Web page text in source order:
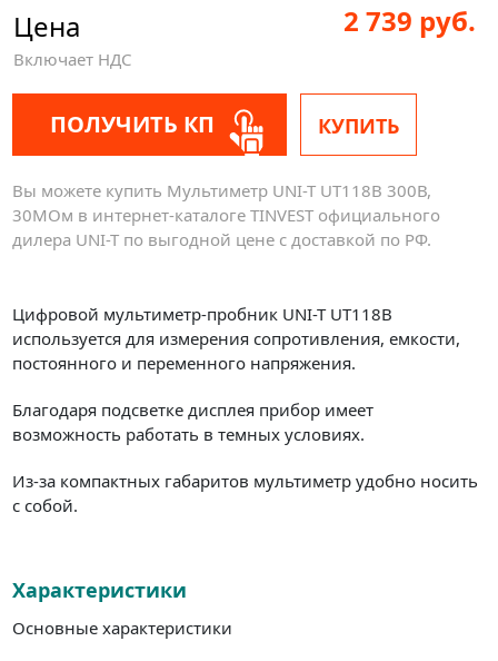
Цена
Включает НДС
2 739 руб.
ПОЛУЧИТЬ КП КУПИТЬ
Вы можете купить Мультиметр UNI-T UT118B 300В,
30МОм в интернет-каталоге TINVEST официального
дилера UNI-T по выгодной цене с доставкой по РФ.
Цифровой мультиметр-пробник UNI-T UT118B
используется для измерения сопротивления, емкости,
постоянного и переменного напряжения.
Благодаря подсветке дисплея прибор имеет
возможность работать в темных условиях.
Из-за компактных габаритов мультиметр удобно носить
с собой.
Характеристики
Основные характеристики